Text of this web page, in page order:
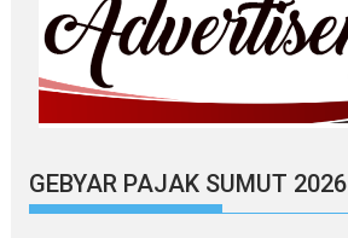
GEBYAR PAJAK SUMUT 2026